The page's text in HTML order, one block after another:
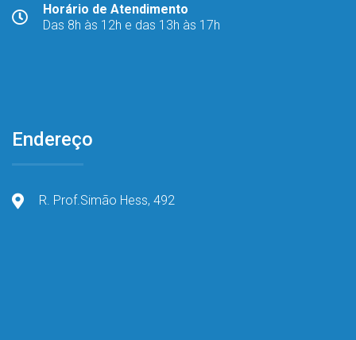
Horário de Atendimento
Das 8h às 12h e das 13h às 17h
Endereço
R. Prof.Simão Hess, 492